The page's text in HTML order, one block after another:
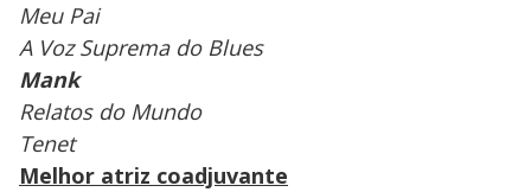
Meu Pai
A Voz Suprema do Blues
Mank
Relatos do Mundo
Tenet
Melhor atriz coadjuvante